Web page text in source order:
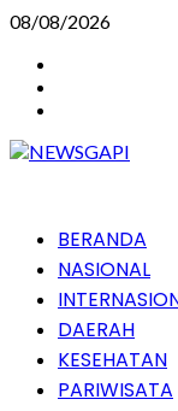
Skip
content
08/08/2026
PrimaryBERANDA
NASIONAL
DAERAH
KESEHATAN
PARIWISATA